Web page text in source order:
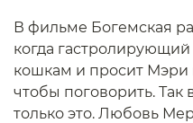
В фильме Богемская
когда
кошкам и просит Мэри
чтобы поговорить. Так
только это. Любовь